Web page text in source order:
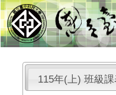
115年(上) 班級課